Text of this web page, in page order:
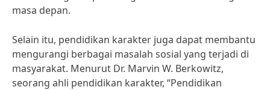
masa depan.
Selain itu, pendidikan karakter juga dapat membantu
mengurangi berbagai masalah sosial yang terjadi di
masyarakat. Menurut Dr. Marvin W. Berkowitz,
seorang ahli pendidikan karakter, “Pendidikan